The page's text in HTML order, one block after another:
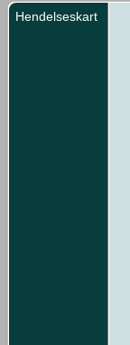
Hendelseskart